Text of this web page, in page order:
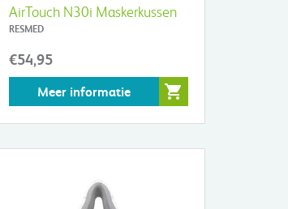
AirTouch N30i Maskerkussen
RESMED
€54,95
Meer informatie